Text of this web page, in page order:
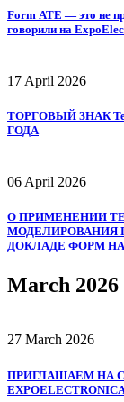
Form АТЕ — это не
говорили на
17 April 2026
ТОРГОВЫЙ ЗНАК
ГОДА
06 April 2026
О ПРИМЕНЕНИИ
МОДЕЛИРОВАНИЯ
ДОКЛАДЕ ФОРМ
March 2026
27 March 2026
ПРИГЛАШАЕМ НА